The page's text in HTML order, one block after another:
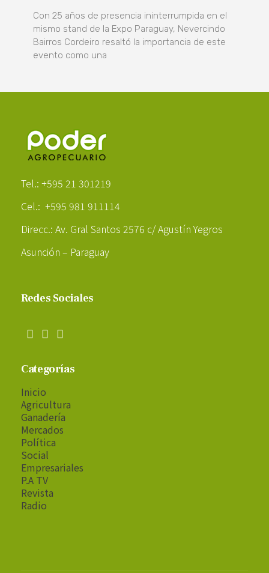
Con 25 años de presencia ininterrumpida en el
mismo stand de la Expo Paraguay, Nevercindo
Bairros Cordeiro resaltó la importancia de este
evento como una
Tel.: +595 21 301219
Cel.: +595 981 911114
Direcc.: Av. Gral Santos 2576 c/ Agustín Yegros
Asunción – Paraguay
Redes Sociales
Categorías
Inicio
Agricultura
Ganadería
Mercados
Política
Social
Empresariales
P.A TV
Revista
Radio